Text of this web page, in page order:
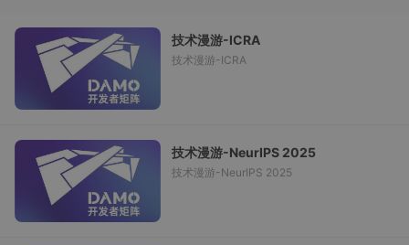
技术漫游-ICRA
技术漫游-ICRA
技术漫游-NeurIPS 2025
技术漫游-NeurIPS 2025